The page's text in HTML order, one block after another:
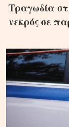
Τραγωδία
νεκρός σε